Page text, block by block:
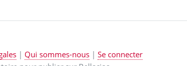
| Qui sommes-nous |Se connecter